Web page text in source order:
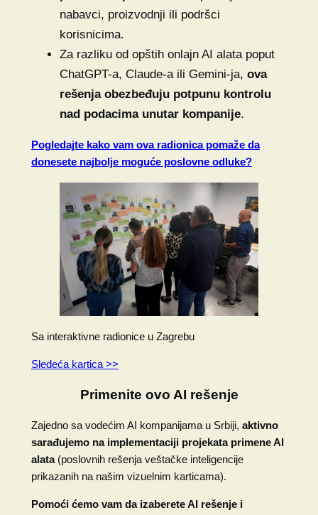
nabavci, proizvodnji ili podršci
korisnicima.
Za razliku od opštih onlajn AI alata poput
ChatGPT-a, Claude-a ili Gemini-ja, ova
rešenja obezbeđuju potpunu kontrolu
nad podacima unutar kompanije.
Pogledajte kako vam ova radionica pomaže da
donesete najbolje moguće poslovne odluke?
Sa interaktivne radionice u Zagrebu
Sledeća kartica >>
Primenite ovo AI rešenje
Zajedno sa vodećim AI kompanijama u Srbiji, aktivno
sarađujemo na implementaciji projekata primene AI
alata(poslovnih rešenja veštačke inteligencije
prikazanih na našim vizuelnim karticama).
Pomoći ćemo vam da izaberete AI rešenje i